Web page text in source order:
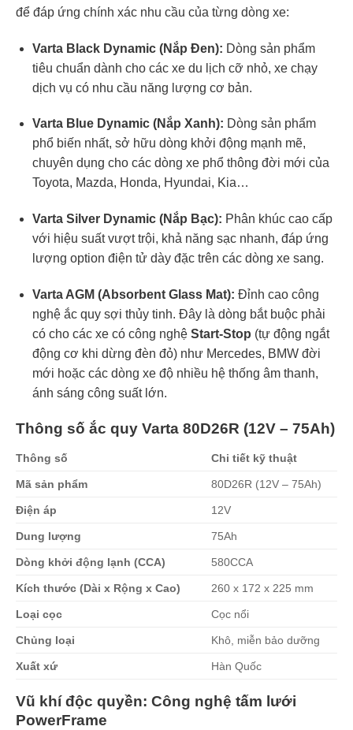
để đáp ứng chính xác nhu cầu của từng dòng xe:
Varta Black Dynamic (Nắp Đen): Dòng sản phẩm
tiêu chuẩn dành cho các xe du lịch cỡ nhỏ, xe chạy
dịch vụ có nhu cầu năng lượng cơ bản.
Varta Blue Dynamic (Nắp Xanh): Dòng sản phẩm
phổ biến nhất, sở hữu dòng khởi động mạnh mẽ,
chuyên dụng cho các dòng xe phổ thông đời mới của
Toyota, Mazda, Honda, Hyundai, Kia…
Varta Silver Dynamic (Nắp Bạc): Phân khúc cao cấp
với hiệu suất vượt trội, khả năng sạc nhanh, đáp ứng
lượng option điện tử dày đặc trên các dòng xe sang.
Varta AGM (Absorbent Glass Mat): Đỉnh cao công
nghệ ắc quy sợi thủy tinh. Đây là dòng bắt buộc phải
có cho các xe có công nghệ Start-Stop (tự động ngắt
động cơ khi dừng đèn đỏ) như Mercedes, BMW đời
mới hoặc các dòng xe độ nhiều hệ thống âm thanh,
ánh sáng công suất lớn.
Thông số ắc quy Varta 80D26R (12V – 75Ah)
Thông số Chi tiết kỹ thuật
Mã sản phẩm 80D26R (12V – 75Ah)
Điện áp 12V
Dung lượng 75Ah
Dòng khởi động lạnh (CCA) 580CCA
Kích thước (Dài x Rộng x Cao) 260 x 172 x 225 mm
Loại cọc Cọc nổi
Chủng loại Khô, miễn bảo dưỡng
Xuất xứ Hàn Quốc
Vũ khí độc quyền: Công nghệ tấm lưới
PowerFrame